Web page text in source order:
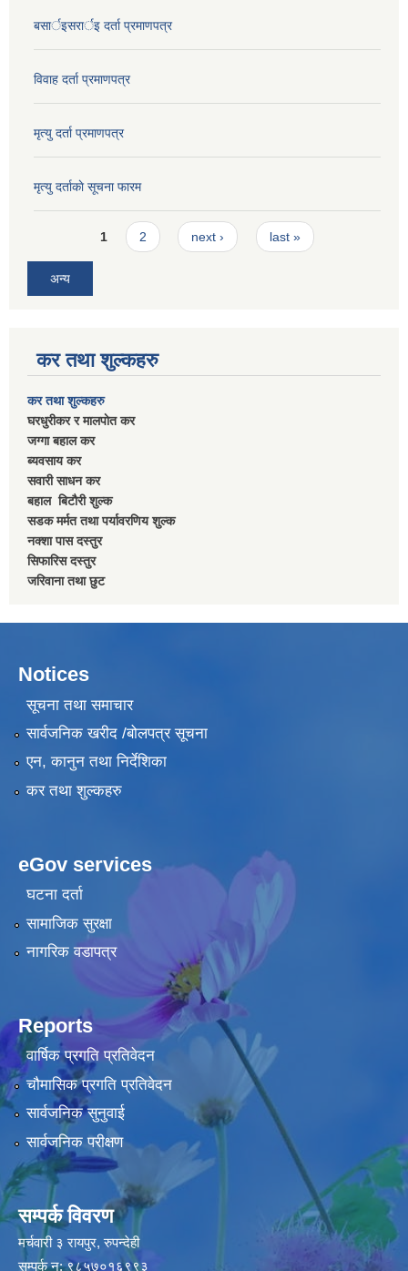
बसार्इसरार्इ दर्ता प्रमाणपत्र
विवाह दर्ता प्रमाणपत्र
मृत्यु दर्ता प्रमाणपत्र
मृत्यु दर्ताकाे सूचना फारम
Pages1 2 next › last »
अन्य
कर तथा शुल्कहरु
कर तथा शुल्कहरु
घरधुरीकर र मालपाेत कर
जग्गा बहाल कर
ब्यवसाय कर
सवारी साधन कर
बहाल बिटाैरी शुल्क
सडक मर्मत तथा पर्यावरणिय शुल्क
नक्शा पास दस्तुर
सिफारिस दस्तुर
जरिवाना तथा छुट
Notices
सूचना तथा समाचार
सार्वजनिक खरीद /बोलपत्र सूचना
एन, कानुन तथा निर्देशिका
कर तथा शुल्कहरु
eGov services
घटना दर्ता
सामाजिक सुरक्षा
नागरिक वडापत्र
Reports
वार्षिक प्रगति प्रतिवेदन
चौमासिक प्रगति प्रतिवेदन
सार्वजनिक सुनुवाई
सार्वजनिक परीक्षण
सम्पर्क विवरण
मर्चवारी ३ रायपुर, रुपन्देही
सम्पर्क न: ९८५७०१६९९३